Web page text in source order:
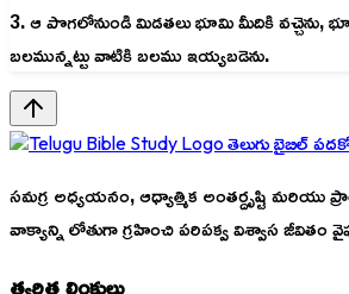
3. ఆ పొగలోనుండి మిడతలు భూమి మీదికి వచ్చెను,
బలమున్నట్టు వాటికి బలము ఇయ్యబడెను.
తెలుగు బైబిల్
సమగ్ర అధ్యయనం, ఆధ్యాత్మిక అంతర్దృష్టి
వాక్యాన్ని లోతుగా గ్రహించి పరిపక్వ విశ్వాస జీవితం